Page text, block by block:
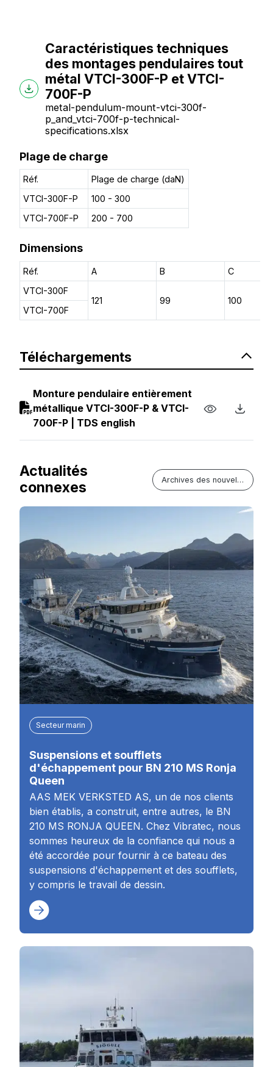
Caractéristiques techniques
des montages pendulaires tout
métal VTCI-300F-P et VTCI-
700F-P
metal-pendulum-mount-vtci-300f-
p_and_vtci-700f-p-technical-
specifications.xlsx
Plage de charge
Réf.
Plage de charge (daN)
VTCI-300F-P
100 - 300
VTCI-700F-P
200 - 700
Dimensions
Réf. A B
C
VTCI-300F
121
99
100
VTCI-700F
Téléchargements
Monture pendulaire entièrement
métallique VTCI-300F-P & VTCI-
700F-P | TDS english
Actualités
connexes
Archives des nouvelles
Secteur marin
Suspensions et soufflets
d'échappement pour BN 210 MS Ronja
Queen
AAS MEK VERKSTED AS, un de nos clients
bien établis, a construit, entre autres, le BN
210 MS RONJA QUEEN. Chez Vibratec, nous
sommes heureux de la confiance qui nous a
été accordée pour fournir à ce bateau des
suspensions d'échappement et des soufflets,
y compris le travail de dessin.